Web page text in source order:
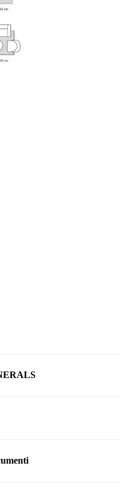
il tappeto perde un
comune dei
essere aspirato con un
questo tappeto viene